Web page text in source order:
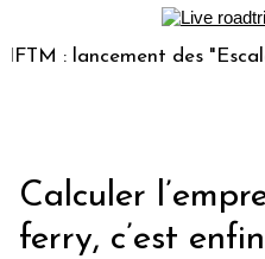
des "Escales
Calculer
ferry, c’est